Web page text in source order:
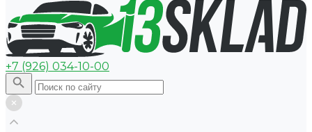
+7 (926) 034-10-00